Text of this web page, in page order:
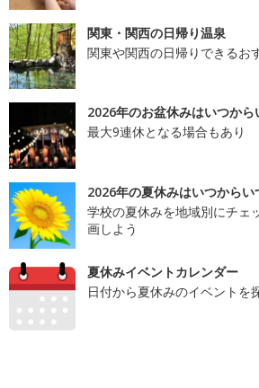
関東・関西の日帰り温泉
関東や関西の日帰りできるお
2026年のお盆休みはいつから
最大9連休となる場合もあり
2026年の夏休みはいつからい
学校の夏休みを地域別にチェ
画しよう
夏休みイベントカレンダー
日付から夏休みのイベントを